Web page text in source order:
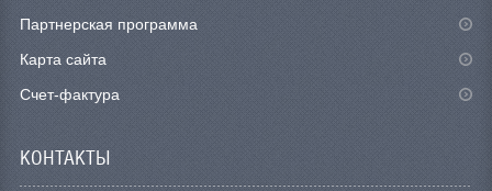
Партнерская программа
Карта сайта
Счет-фактура
КОНТАКТЫ